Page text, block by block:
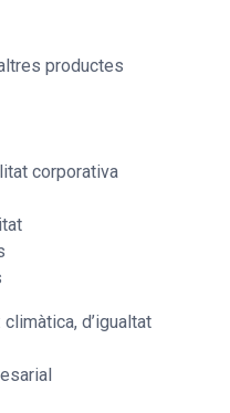
productes
corporativa
d’igualtat